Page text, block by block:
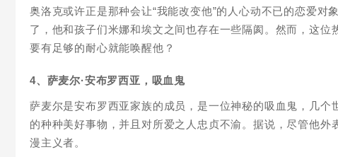
奥洛克或许正是那种会让“我能改变他”的人心动不已的恋爱
了，他和孩子们米娜和埃文之间也存在一些隔阂。然而，这
要有足够的耐心就能唤醒他？
4、萨麦尔·安布罗西亚，吸血鬼
萨麦尔是安布罗西亚家族的成员，是一位神秘的吸血鬼，几个
的种种美好事物，并且对所爱之人忠贞不渝。据说，尽管他
漫主义者。